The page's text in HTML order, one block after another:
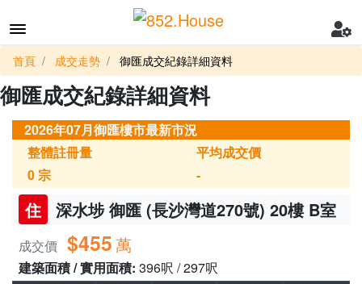
首頁 成交走勢 御匯成交紀錄詳細資料
御匯成交紀錄詳細資料
2026年07月御匯樓市最新市況
整體註冊量
0宗
平均成交價
-
住 深水埗 御匯 (長沙灣道270號) 20樓 B室
成交價 $455萬
建築面積 / 實用面積: 396呎 / 297呎